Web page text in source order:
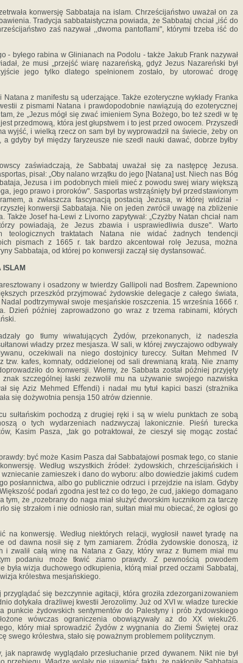
konwersję Sabbataja na islam. Chrześcijaństwo uważał on za
Tradycja sabbataistyczna powiada, że Sabbataj chciał „iść do
zaś nazywał ,,dwoma pantoﬂami", którymi trzeba iść do
- byłego rabina w Glinianach na Podolu - także Jakub Frank nazywał
że musi „przejść wiarę nazareńską, gdyż Jezus Nazareński był
jego tylko dlatego spełnionem zostało, by utorować drogę
Natana z manifestu są uderzające. Także ezoteryczne wykłady Franka
z pismami Natana i prawdopodobnie nawiązują do ezoterycznej
że „Jezus mógł się zwać imieniem Syna Bo­żego, bo też szedł w tę
przedmową, która jest głupstwem i to jest przed owocem. Przyszedł
wyjść, i wielką rzecz on sam był­ by wyprowadził na świecie, żeby on
a gdyby był między faryzeusze nie szedł nauki dawać, dobrze byłby
zaświadczają, że Sabbataj uważał się za następcę Jezusa.
pisał: „Oby nalano wrzątku do jego [Natana] ust. Niech nas Bóg
Jezusa i im podobnych mieli mieć z powodu swej wiary większą
jego prawo i proroków". Sasportas wstrząśnięty był przedstawionym
a zwłaszcza fascynacją postacią Jezusa, w której widział -
konwersji Sabbataja. Nie on jeden zwrócił uwagę na zbliżenie
Także Josef ha-Lewi z Livorno zapytywał: „Czyżby Natan chciał nam
powiadają, że Jezus zbawia i usprawiedliwia dusze". Warto
teologicznych traktatach Natana nie widać żadnych tendencji
pismach z 1665 r. tak bardzo akcentował rolę Jezusa, można
Sabbataja, od której po konwersji zaczął się dystansować.
ISLAM
i osadzony w twierdzy Gallipoli nad Bosfrem. Zapewniono
przeszkód przyjmować żydowskie delegacje z całego świata,
Nadal podtrzymywał swoje mesjańskie roszczenia. 15 września 1666 r.
Dzień później zaprowadzono go wraz z trzema rabinami, których
go tłumy wiwatujących Żydów, przekonanych, iż nadeszła
władzy przez mesjasza. W sali, w której zwyczajowo odbywały
oczekiwali na niego dostojnicy tureccy. Sułtan Mehmed IV
z tzw. kafes, komnaty, oddzielonej od sali drewnianą kratą. Nie znamy
do konwersji. Wiemy, że Sabbata został później przyjęty
szczególnej łaski zezwolił mu na używanie swojego nazwiska
się Aziz Mehmed Eﬀendi) i nadał mu tytuł kapici baszi (strażnika
się dożywotnia pensja 150 atrów dziennie.
sułtańskim pochodzą z drugiej ręki i są w wielu punktach ze sobą
o tych wydarzeniach nadzwyczaj lakonicznie. Pieśń turecka
Kasim Pasza, „tak go potraktował, że cieszył się mogąc zostać
być może Kasim Pasza dał Sabbatajowi posmak tego, co stanie
Według wszystkich źródeł: żydowskich, chrześcijańskich i
zamieszek i dano do wyboru: albo dowiedzie jakimś cudem
posłannictwa, albo go publicznie odrzuci i przejdzie na islam. Gdyby
podań zgodna jest też co do tego, że cud, jakiego domagano
tym, że „rozebrany do naga miał służyć dworskim łucznikom za tarczę
się strzałom i nie odniosło ran, sułtan miał mu obiecać, że ogłosi go
na konwersję. Według niektó­rych relacji, wygłosił nawet tyradę na
od dawna nosił się z tym zamiarem. Źródła żydowskie donoszą, iż
i zwalił całą winę na Natana z Gazy, który wraz z tłumem miał mu
podaniu może tkwić ziarno prawdy. Z pewnością powodem
była wizja duchowego odkupienia, którą miał przed oczami Sabbataj,
królestwa mesjańskiego.
przyglą­dać się bezczynnie agitacji, która groziła zdezorganizowaniem
dotykała drażliwej kwestii Jerozolimy. Już od XVI w. władze tureckie
punkcie żydowskich sentymentów do Palestyny i prób żydowskiego
wówczas ograniczenia obowią­zywały aż do XX wieku26.
który miał sprowadzić Żydów z wygnania do Ziemi Świętej oraz
swego królestwa, stało się poważnym problemem politycznym.
naprawdę wyglądało przesłuchanie przed dywanem. Nikt nie był